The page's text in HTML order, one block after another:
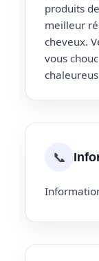
produits
meilleur
cheveux.
vous
📞